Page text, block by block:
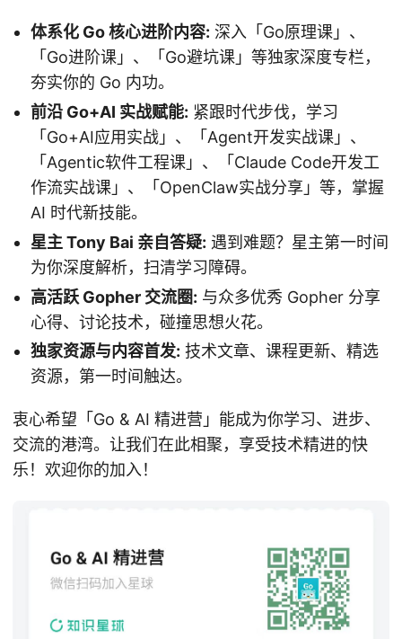
体系化 Go 核心进阶内容: 深入「Go原理课」、
「Go进阶课」、「Go避坑课」等独家深度专栏，
夯实你的 Go 内功。
前沿 Go+AI 实战赋能: 紧跟时代步伐，学习
「Go+AI应用实战」、「Agent开发实战课」、
「Agentic软件工程课」、「Claude Code开发工
作流实战课」、「OpenClaw实战分享」等，掌握
AI 时代新技能。
星主 Tony Bai 亲自答疑: 遇到难题？星主第一时间
为你深度解析，扫清学习障碍。
高活跃 Gopher 交流圈: 与众多优秀 Gopher 分享
心得、讨论技术，碰撞思想火花。
独家资源与内容首发: 技术文章、课程更新、精选
资源，第一时间触达。
衷心希望「Go & AI 精进营」能成为你学习、进步、
交流的港湾。让我们在此相聚，享受技术精进的快
乐！欢迎你的加入！